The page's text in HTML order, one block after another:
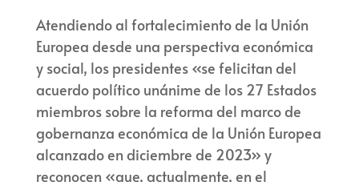
Atendiendo al fortalecimiento de la Unión
Europea desde una perspectiva económica
y social, los presidentes «se felicitan del
acuerdo político unánime de los 27 Estados
miembros sobre la reforma del marco de
gobernanza económica de la Unión Europea
alcanzado en diciembre de 2023» y
reconocen «que, actualmente, en el